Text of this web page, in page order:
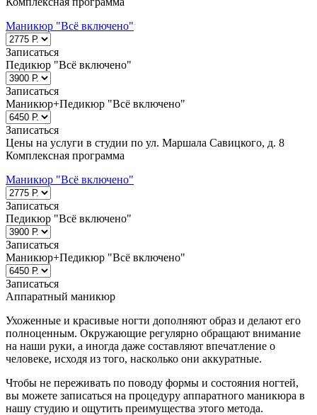
м. Молодёжная
аллея м. Строгино
Записаться
Парикмахерский зал
Женский зал
Стрижки
Стрижки на длинные волосы
Стрижки на средние волосы
Стрижки на короткие волосы
Укладки и прически
Вечерние укладки
Маникюр "Всё включено"
Записаться
Педикюр "Всё включено"
Записаться
Маникюр+Педикюр "Всё включено"
Записаться
Цены на услуги в студии по ул. Маршала Савицкого, д. 8
Комплексная программа
Маникюр "Всё включено"
Записаться
Педикюр "Всё включено"
Записаться
Маникюр+Педикюр "Всё включено"
Записаться
Аппаратный маникюр
Ухоженные и красивые ногти дополняют образ и делают его
полноценным. Окружающие регулярно обращают внимание
на наши руки, а иногда даже составляют впечатление о
человеке, исходя из того, насколько они аккуратные.
Чтобы не переживать по поводу формы и состояния ногтей,
вы можете записаться на процедуру аппаратного маникюра в
нашу студию и ощутить преимущества этого метода.